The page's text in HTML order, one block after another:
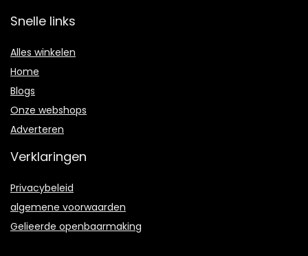
Snelle links
Alles winkelen
Home
Blogs
Onze webshops
Adverteren
Verklaringen
Privacybeleid
algemene voorwaarden
Gelieerde openbaarmaking